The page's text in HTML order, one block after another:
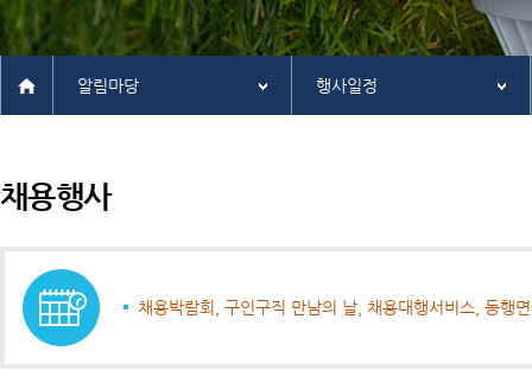
알림마당 행사일정
채용행사
채용박람회, 구인구직 만남의 날, 채용대행서비스, 동행